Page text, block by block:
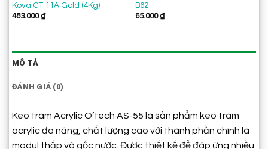
Kova CT-11A Gold (4Kg)
483.000₫
B62
65.000₫
MÔ TẢ
ĐÁNH GIÁ (0)
Keo trám Acrylic O’tech AS-55 là sản phẩm keo trám
acrylic đa năng, chất lượng cao với thành phần chính là
modul thấp và gốc nước. Được thiết kế để đáp ứng nhiều